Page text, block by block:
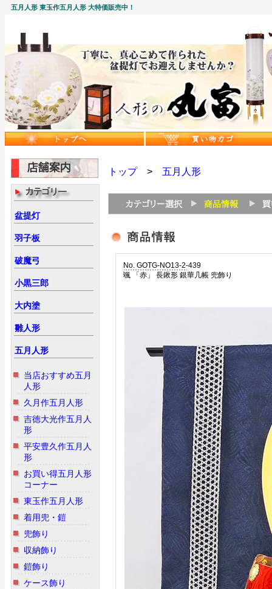
五月人形 東玉作五月人形 大特価販売中！
盆提灯
羽子板
破魔弓
小黒三郎
大内塗
雛人形
五月人形
当店おすすめ五月
人形
久月作五月人形
吉徳大光作五月人
形
平安豊久作五月人
形
お買い得五月人形
コーナー
東玉作五月人形
着用兜・鎧
兜飾り
収納飾り
鎧飾り
ケース飾り
トップ> 五月人形
No. GOTG-NO13-2-439
颯 「赤」 長鍬形 銀華几帳 兜飾り